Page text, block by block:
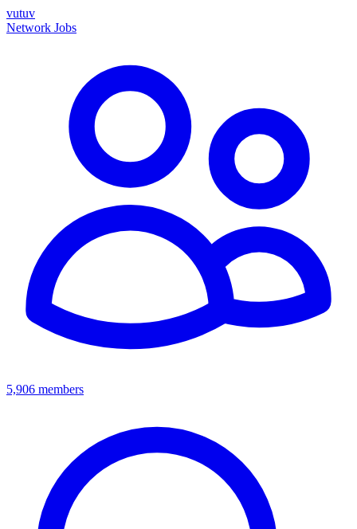
vutuv
Network Jobs
5,906 members